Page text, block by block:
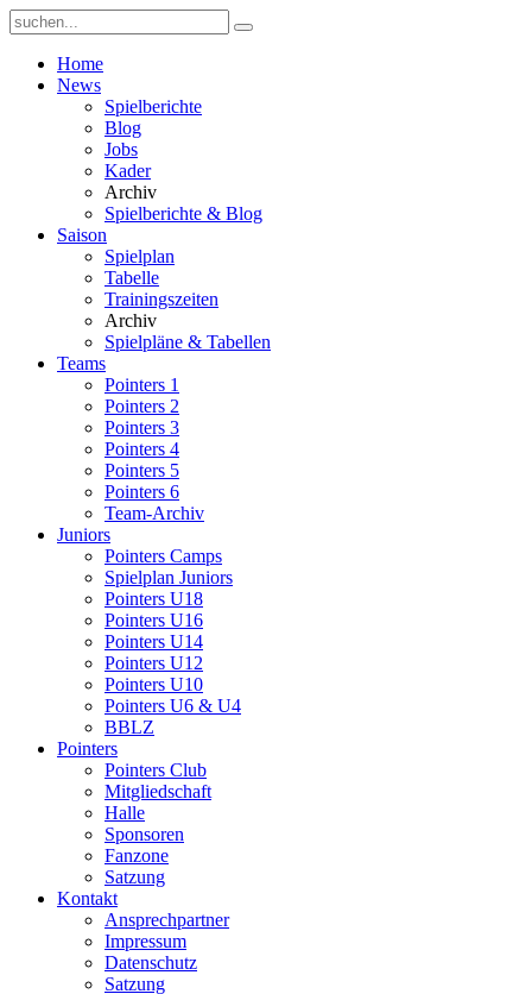
Home
News
Spielberichte
Blog
Jobs
Kader
Archiv
Spielberichte & Blog
Saison
Spielplan
Tabelle
Trainingszeiten
Archiv
Spielpläne & Tabellen
Teams
Pointers 1
Pointers 2
Pointers 3
Pointers 4
Pointers 5
Pointers 6
Team-Archiv
Juniors
Pointers Camps
Spielplan Juniors
Pointers U18
Pointers U16
Pointers U14
Pointers U12
Pointers U10
Pointers U6 & U4
BBLZ
Pointers
Pointers Club
Mitgliedschaft
Halle
Sponsoren
Fanzone
Satzung
Kontakt
Ansprechpartner
Impressum
Datenschutz
Satzung